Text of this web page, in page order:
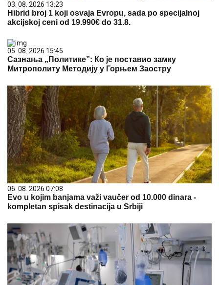
03. 08. 2026 13:23
Hibrid broj 1 koji osvaja Evropu, sada po specijalnoj
akcijskoj ceni od 19.990€ do 31.8.
05. 08. 2026 15:45
Сазнања „Политике”: Ко је поставио замку
Митрополиту Методију у Горњем Заостру
06. 08. 2026 07:08
Evo u kojim banjama važi vaučer od 10.000 dinara -
kompletan spisak destinacija u Srbiji